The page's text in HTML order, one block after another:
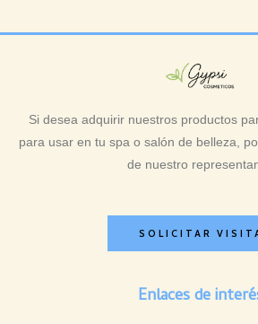
Si desea adquirir nuestros productos
para usar en tu spa o salón de belleza,
de nuestro
SOLICITAR
Enlaces de